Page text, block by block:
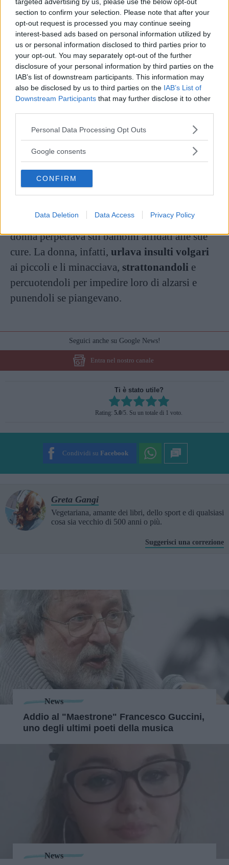
section to confirm your selection. Please note that after your
opt-out request is processed you may continue seeing
interest-based ads based on personal information utilized by
us or personal information disclosed to third parties prior to
your opt-out. You may separately opt-out of the further
disclosure of your personal information by third parties on the
IAB’s list of downstream participants. This information may
also be disclosed by us to third parties on the IAB’s List of
Downstream Participants that may further disclose it to other
Please note that this website/app uses one or more Google
not limited to your visit or usage behaviour. You may click to
use your data for below specified purposes in below Google
consent section.
Personal Data Processing Opt Outs
Google consents
CONFIRM
Data Deletion Data Access Privacy Policy
Liberati 251 bambini ritenuti vittime di
abusi della setta di Ishmael
Chokurongerwa
Anche nel caso della 45enne a fare la differenza
sono state lemicrocamere
fisiche che psicologiche, quotidiane che la
donna perpetrava sui bambini affidati alle sue
cure. La donna, infatti, urlava insulti volgari
ai piccoli e li minacciava, strattonandoli e
percuotendoli per impedire loro di alzarsi e
punendoli se piangevano.
Seguici anche su Google News!
Entra nel nostro canale
Ti è stato utile?
Rate this item:
SUBMIT RATING
Rating: 5.0/5. Su un totale di 1 voto.
Condividi su Facebook
Greta Gangi
Vegetariana, amante dei libri, dello sport e di qualsiasi
cosa sia vecchio di 500 anni o più.
Suggerisci una correzione
News
Addio al "Maestrone" Francesco Guccini,
uno degli ultimi poeti della musica
News